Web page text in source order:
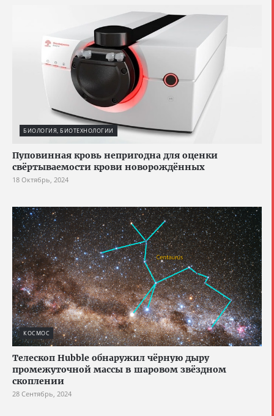
БИОЛОГИЯ, БИОТЕХНОЛОГИИ
Пуповинная кровь непригодна для оценки
свёртываемости крови новорождённых
18 Октябрь, 2024
КОСМОС
Телескоп Hubble обнаружил чёрную дыру
промежуточной массы в шаровом звёздном
скоплении
28 Сентябрь, 2024